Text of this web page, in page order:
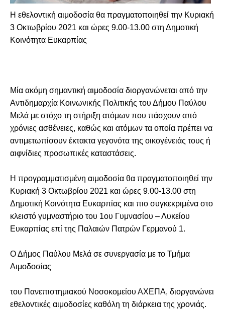
Η εθελοντική αιμοδοσία θα πραγματοποιηθεί την Κυριακή
3 Οκτωβρίου 2021 και ώρες 9.00-13.00 στη Δημοτική
Κοινότητα Ευκαρπίας
Μία ακόμη σημαντική αιμοδοσία διοργανώνεται από την
Αντιδημαρχία Κοινωνικής Πολιτικής του Δήμου Παύλου
Μελά με στόχο τη στήριξη ατόμων που πάσχουν από
χρόνιες ασθένειες, καθώς και ατόμων τα οποία πρέπει να
αντιμετωπίσουν έκτακτα γεγονότα της οικογένειάς τους ή
αιφνίδιες προσωπικές καταστάσεις.
Η προγραμματισμένη αιμοδοσία θα πραγματοποιηθεί την
Κυριακή 3 Οκτωβρίου 2021 και ώρες 9.00-13.00 στη
Δημοτική Κοινότητα Ευκαρπίας και πιο συγκεκριμένα στο
κλειστό γυμναστήριο του 1ου Γυμνασίου – Λυκείου
Ευκαρπίας επί της Παλαιών Πατρών Γερμανού 1.
Ο Δήμος Παύλου Μελά σε συνεργασία με το Τμήμα
Αιμοδοσίας
του Πανεπιστημιακού Νοσοκομείου ΑΧΕΠΑ, διοργανώνει
εθελοντικές αιμοδοσίες καθόλη τη διάρκεια της χρονιάς.